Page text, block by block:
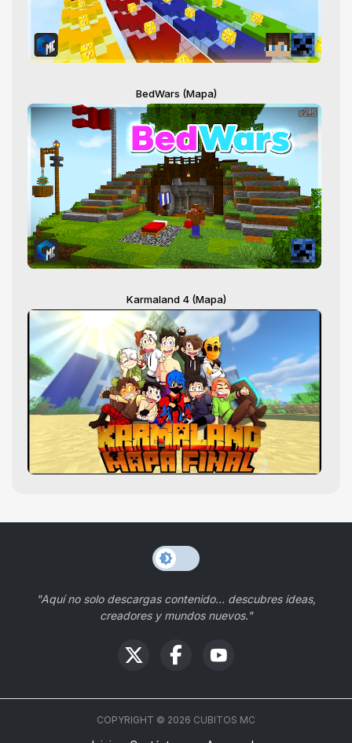
BedWars (Mapa)
Karmaland 4 (Mapa)
"Aquí no solo descargas contenido… descubres ideas,
creadores y mundos nuevos."
COPYRIGHT © 2026 CUBITOS MC